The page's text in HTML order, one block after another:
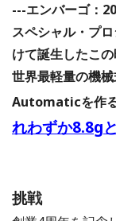
---エンバーゴ：
スペシャル・プ
けて誕生したこの
世界最軽量の機
Automaticを作る
れわずか8.8g
挑戦